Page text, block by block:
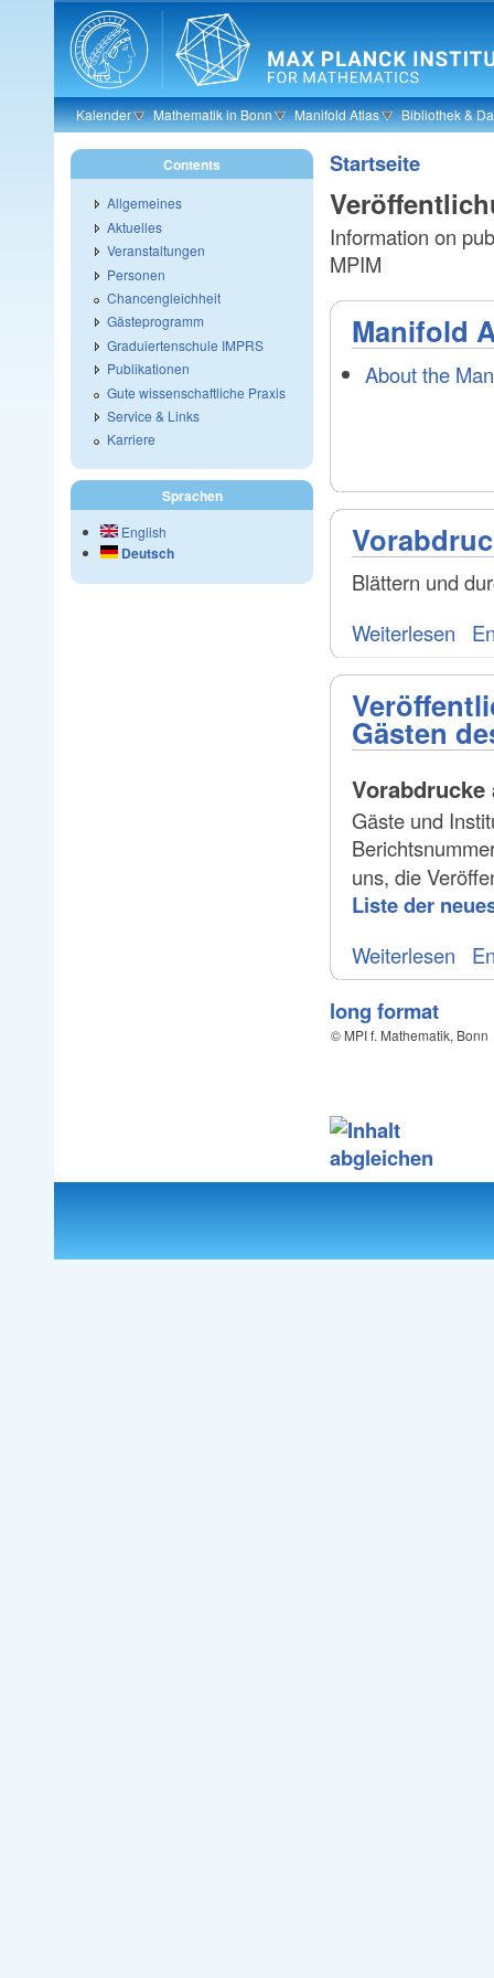
Skip to main content
Kalender Mathematik in Bonn Manifold Atlas Bibliothek &
Startseite
Information on
MPIM
Manifold
About the
Blättern und
Weiterlesen
Gästen
Gäste und
uns, die
Liste der
Weiterlesen
long format
© MPI f. Mathematik, Bonn
Contents
Allgemeines
Aktuelles
Veranstaltungen
Personen
Chancengleichheit
Gästeprogramm
Graduiertenschule IMPRS
Publikationen
Gute wissenschaftliche Praxis
Service & Links
Karriere
Sprachen
English
Deutsch